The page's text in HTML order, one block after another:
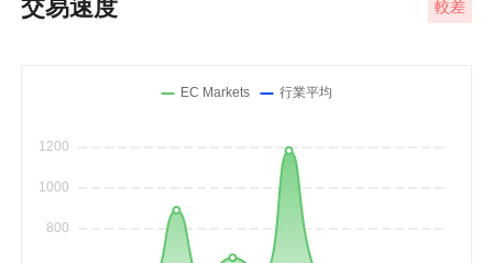
交易速度 較差